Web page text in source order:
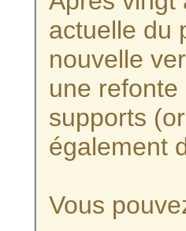
actuelle du
nouvelle
une
supports
également
Vous